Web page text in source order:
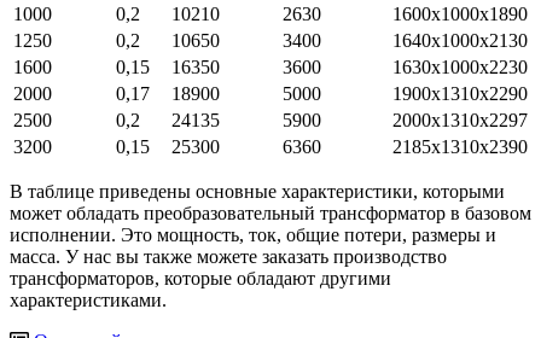
1000
0,2 10210 2630
1600х1000х1890
1250
0,2 10650 3400
1640х1000х2130
1600
0,15 16350 3600
1630х1000х2230
2000
0,17 18900 5000
1900х1310х2290
2500
0,2 24135 5900
2000х1310х2297
3200
0,15 25300 6360 2185х1310х2390
В таблице приведены основные характеристики, которыми
может обладать преобразовательный трансформатор в базовом
исполнении. Это мощность, ток, общие потери, размеры и
масса. У нас вы также можете заказать производство
трансформаторов, которые обладают другими
характеристиками.